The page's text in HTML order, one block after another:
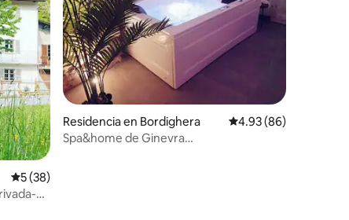
Calificación promedio: 5 de 5; 38 evaluaciones
5 (38)
Residencia en Bordighera Calificación
4.93 (86)
Spa&home de Ginevra